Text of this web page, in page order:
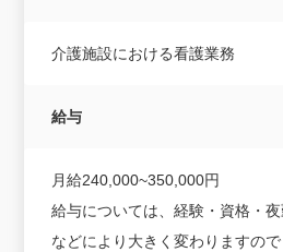
介護施設における看護業務
給与
月給240,000~350,000円
給与については、経験・資格・
などにより大きく変わりますので